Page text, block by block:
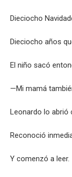
Dieciocho
Dieciocho años
El niño sacó
—Mi mamá
Leonardo lo abrió
Reconoció
Y comenzó a leer.